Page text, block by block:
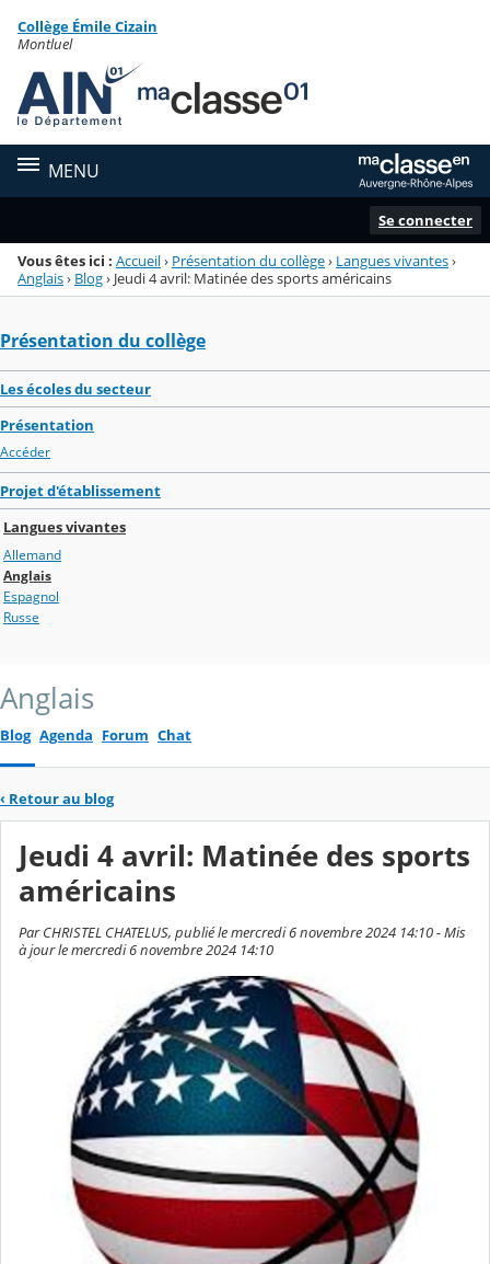
Menu de la rubrique
Contenu
Collège Émile Cizain
Montluel
MENU
Se connecter
Vous êtes ici : Accueil› Présentation du collège› Langues vivantes›
Anglais› Blog› Jeudi 4 avril: Matinée des sports américains
Présentation du collège
Les écoles du secteur
Présentation
Accéder
Projet d'établissement
Langues vivantes
Allemand
Anglais
Espagnol
Russe
Anglais
Blog Agenda Forum Chat
‹ Retour au blog
Jeudi 4 avril: Matinée des sports
américains
Par CHRISTEL CHATELUS, publié le mercredi 6 novembre 2024 14:10 - Mis
à jour le mercredi 6 novembre 2024 14:10